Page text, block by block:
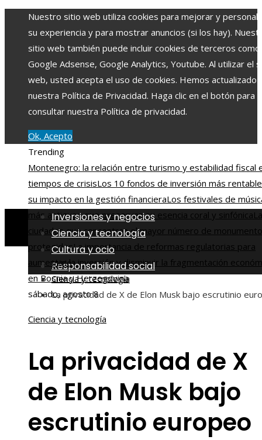
Nuestro sitio web utiliza cookies para mejorar y
su experiencia y para mostrar anuncios (si los hay).
sitio web también puede incluir cookies de terceros como
Google Adsense, Google Analytics, Youtube. Al utilizar el
web, usted acepta el uso de cookies. Hemos actualizado
nuestra Política de Privacidad. Haga clic en el botón para
consultar nuestra Política de privacidad.
Ok, Acepto
Trending
Montenegro: la relación entre turismo y estabilidad fiscal
tiempos de crisisLos 10 fondos de inversión más
su impacto en la gestión financieraLos festivales de
más antiguos que preservan su esencia coral y sinfónica
ciudades que concentran el mayor número de
protegidosLa importancia de reformas regulatorias para
aumentar la inversión y disminuir la fragmentación
en Bosnia y Herzegovina
sábado, agosto 8
Inversiones y negocios
Ciencia y tecnología
Cultura y ocio
Responsabilidad social
Inicio
Ciencia y tecnología
La privacidad de X de Elon Musk bajo escrutinio
Ciencia y tecnología
La privacidad de X
de Elon Musk bajo
escrutinio europeo